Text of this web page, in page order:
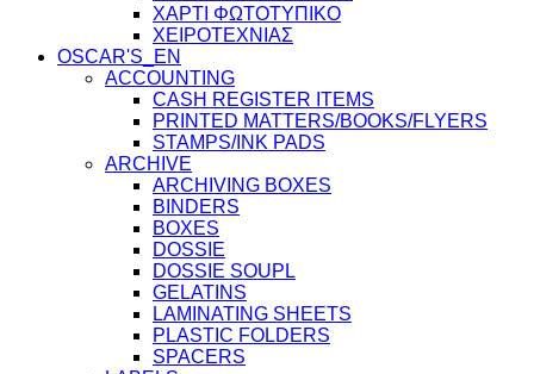
ΧΑΡΤΙ ΦΩΤΟΤΥΠΙΚΟ
ΧΕΙΡΟΤΕΧΝΙΑΣ
OSCAR'S_EN
ACCOUNTING
CASH REGISTER ITEMS
PRINTED MATTERS/BOOKS/FLYERS
STAMPS/INK PADS
ARCHIVE
ARCHIVING BOXES
BINDERS
BOXES
DOSSIE
DOSSIE SOUPL
GELATINS
LAMINATING SHEETS
PLASTIC FOLDERS
SPACERS